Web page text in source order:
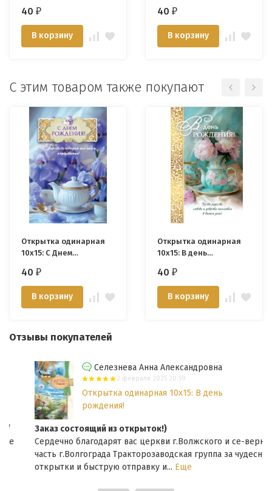
40 ₽
В корзину
40 ₽
В корзину
С этим товаром также покупают
Открытка одинарная
10x15: С Днем
40 ₽
В корзину
Открытка одинарная
10x15: В день
40 ₽
В корзину
Отзывы покупателей
Селезнева Анна Александровна
2 февраля 2025 20:59
Открытка одинарная 10x15: В день
рождения!
Заказ состоящий из открыток!)
Сердечно благодарят вас церкви г.Волжского и се-верная
часть г.Волгограда Тракторозаводская группа за чудесные
открытки и быструю отправку и...Еще